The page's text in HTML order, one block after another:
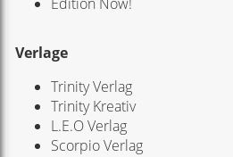
Verlage
Trinity Verlag
Trinity Kreativ
L.E.O Verlag
Scorpio Verlag